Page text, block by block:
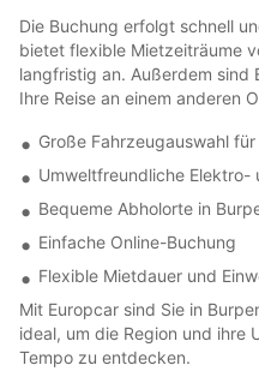
Die Buchung erfolgt schnell
bietet flexible Mietzeiträume
langfristig an. Außerdem sind
Ihre Reise an einem anderen
Große Fahrzeugauswahl
Umweltfreundliche
Bequeme Abholorte in
Einfache Online-Buchung
Flexible Mietdauer und
Mit Europcar sind Sie in
ideal, um die Region und ihre
Tempo zu entdecken.